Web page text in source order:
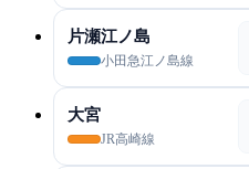
片瀬江ノ島
小田急江ノ島線
大宮
JR高崎線